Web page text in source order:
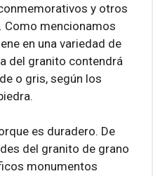
y otros
mencionamos
en una variedad de
del granito contendrá
o gris, según los
es duradero. De
del granito de grano
monumentos